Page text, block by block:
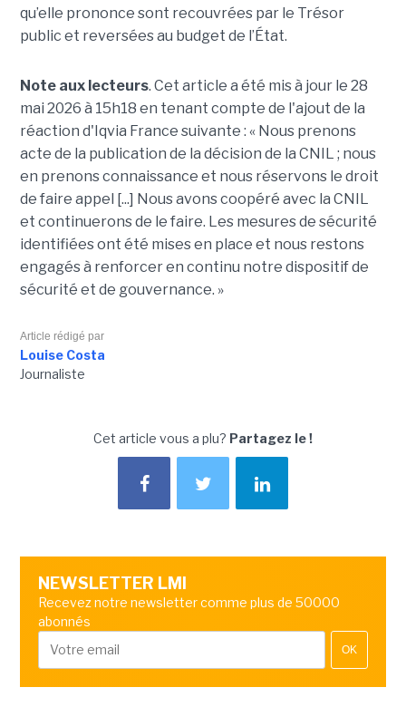
qu’elle prononce sont recouvrées par le Trésor
public et reversées au budget de l’État.
Note aux lecteurs. Cet article a été mis à jour le 28
mai 2026 à 15h18 en tenant compte de l'ajout de la
réaction d'Iqvia France suivante : « Nous prenons
acte de la publication de la décision de la CNIL ; nous
en prenons connaissance et nous réservons le droit
de faire appel [...] Nous avons coopéré avec la CNIL
et continuerons de le faire. Les mesures de sécurité
identifiées ont été mises en place et nous restons
engagés à renforcer en continu notre dispositif de
sécurité et de gouvernance. »
Article rédigé par
Louise Costa
Journaliste
Cet article vous a plu? Partagez le !
NEWSLETTER LMI
Recevez notre newsletter comme plus de 50000
abonnés
OK